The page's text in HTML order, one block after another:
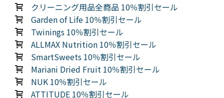
クリーニング用品全商品 10％割引セール
Garden of Life 10％割引セール
Twinings 10％割引セール
ALLMAX Nutrition 10％割引セール
SmartSweets 10％割引セール
Mariani Dried Fruit 10％割引セール
NUK 10％割引セール
ATTITUDE 10％割引セール